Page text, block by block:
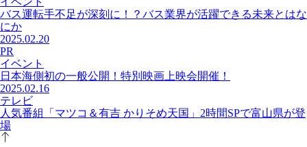
バス運転手不足が深刻に！？バス業界が活躍できる未来とはな
にか
2025.02.20
PR
イベント
日本海側初の一般公開！特別映画上映会開催！
2025.02.16
テレビ
人気番組「マツコ＆有吉 かりそめ天国」2時間SPで富山県が登
場